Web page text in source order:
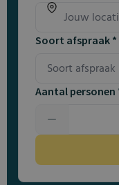
Soort afspraak *
Aantal personen